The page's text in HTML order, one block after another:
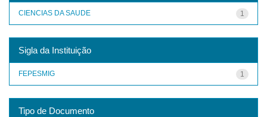
1
CIENCIAS DA SAUDE
Sigla da Instituição
1
FEPESMIG
Tipo de Documento